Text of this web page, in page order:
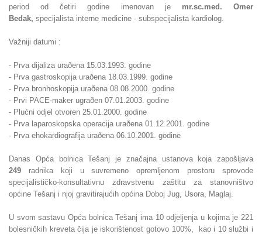
period od četiri godine imenovan je mr.sc.med. Omer
Bedak, specijalista interne medicine - subspecijalista kardiolog.
Važniji datumi :
- Prva dijaliza uraðena 15.03.1993. godine
- Prva gastroskopija uraðena 18.03.1999. godine
- Prva bronhoskopija uraðena 08.08.2000. godine
- Prvi PACE-maker ugraðen 07.01.2003. godine
- Plućni odjel otvoren 25.01.2000. godine
- Prva laparoskopska operacija uraðena 01.12.2001. godine
- Prva ehokardiografija uraðena 06.10.2001. godine
Danas Opća bolnica Tešanj je značajna ustanova koja zapošljava
249 radnika koji u suvremeno opremljenom prostoru sprovode
specijalističko-konsultativnu zdravstvenu zaštitu za stanovništvo
općine Tešanj i njoj gravitirajućih općina Doboj Jug, Usora, Maglaj.
U svom sastavu Opća bolnica Tešanj ima 10 odjeljenja u kojima je 221
bolesničkih kreveta čija je iskorištenost gotovo 100%, kao i 10 službi i